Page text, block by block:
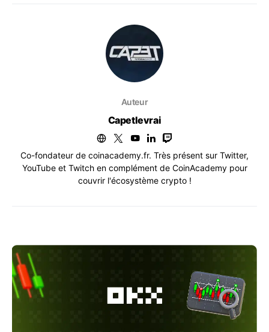
Auteur
Capetlevrai
Co-fondateur de coinacademy.fr. Très présent sur Twitter,
YouTube et Twitch en complément de CoinAcademy pour
couvrir l'écosystème crypto !